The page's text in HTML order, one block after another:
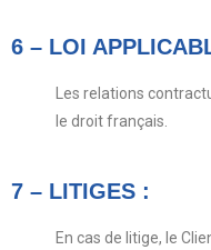
6 – LOI
Les relations
le droit français.
7 – LITIGES :
En cas de litige, le